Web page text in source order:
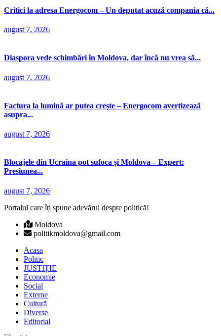
Critici la adresa Energocom – Un deputat acuză compania că...
august 7, 2026
Diaspora vede schimbări în Moldova, dar încă nu vrea să...
august 7, 2026
Factura la lumină ar putea crește – Energocom avertizează
asupra...
august 7, 2026
Blocajele din Ucraina pot sufoca și Moldova – Expert:
Presiunea...
august 7, 2026
Portalul care îți spune adevărul despre politică!
Moldova
politikmoldova@gmail.com
Acasa
Politic
JUSTIȚIE
Economie
Social
Externe
Cultură
Diverse
Editorial